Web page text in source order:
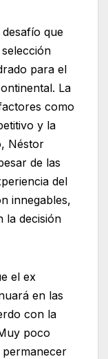
que
para el
La
como
y la
Néstor
de las
del
innegables,
la decisión
el ex
en las
con la
poco